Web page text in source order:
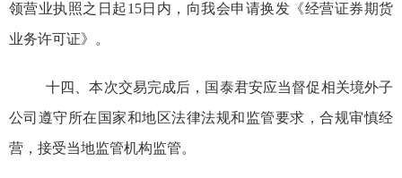
领营业执照之日起15日内，向我会申请换发《经营证券期货
业务许可证》。
十四、本次交易完成后，国泰君安应当督促相关境外子
公司遵守所在国家和地区法律法规和监管要求，合规审慎经
营，接受当地监管机构监管。